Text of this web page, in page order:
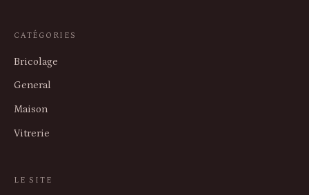
CATÉGORIES
Bricolage
General
Maison
Vitrerie
LE SITE